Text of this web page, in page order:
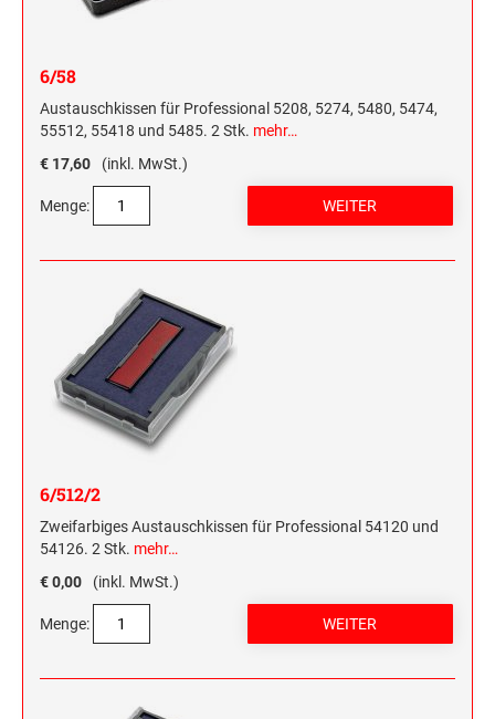
6/58
Austauschkissen für Professional 5208, 5274, 5480, 5474,
55512, 55418 und 5485. 2 Stk. mehr…
€ 17,60
(inkl. MwSt.)
Menge:
6/512/2
Zweifarbiges Austauschkissen für Professional 54120 und
54126. 2 Stk. mehr…
€ 0,00
(inkl. MwSt.)
Menge: